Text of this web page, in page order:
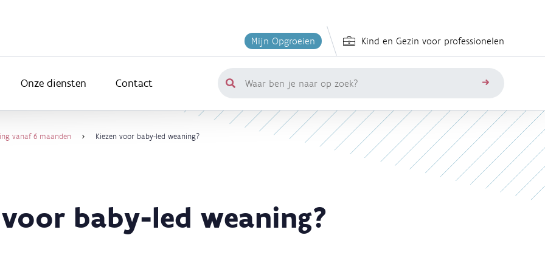
Mijn Opgroeien Kind en Gezin voor professionelen
Onze diensten Contact
Waar
je
vanaf 6 maanden Kiezen voor baby-led weaning?
baby-led weaning?